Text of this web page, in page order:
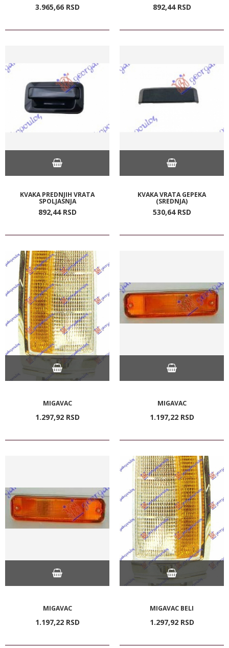
3.965,66 RSD 892,44 RSD
KVAKA PREDNJIH VRATA
SPOLJASNJA
892,44 RSD
KVAKA VRATA GEPEKA
(SREDNJA)
530,64 RSD
MIGAVAC
1.297,92 RSD
MIGAVAC
1.197,22 RSD
MIGAVAC
1.197,22 RSD
MIGAVAC BELI
1.297,92 RSD